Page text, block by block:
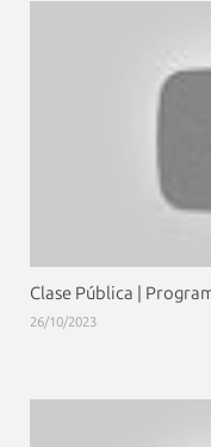
Clase Pública |
26/10/2023